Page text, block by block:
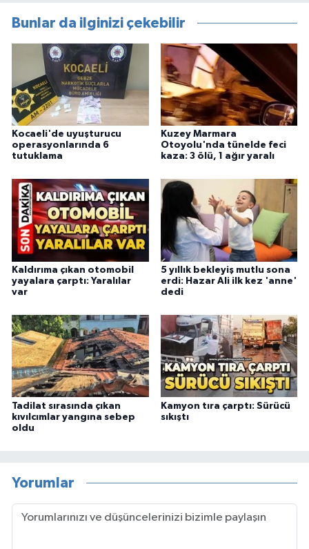
Bunlar da ilginizi çekebilir
Kocaeli'de uyuşturucu
operasyonlarında 6
tutuklama
Kuzey Marmara
Otoyolu'nda tünelde feci
kaza: 3 ölü, 1 ağır yaralı
Kaldırıma çıkan otomobil
yayalara çarptı: Yaralılar
var
5 yıllık bekleyiş mutlu sona
erdi: Hazar Ali ilk kez 'anne'
dedi
Tadilat sırasında çıkan
kıvılcımlar yangına sebep
oldu
Kamyon tıra çarptı: Sürücü
sıkıştı
Yorumlar